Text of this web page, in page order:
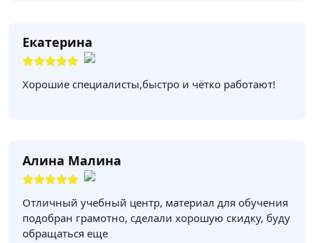
Екатерина
Хорошие специалисты,быстро и чётко работают!
Алина Малина
Отличный учебный центр, материал для обучения
подобран грамотно, сделали хорошую скидку, буду
обращаться еще